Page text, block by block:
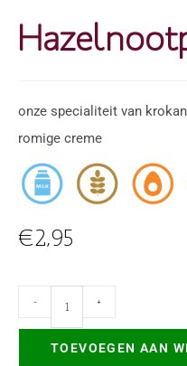
onze specialiteit van
romige creme
€2,95
- +
TOEVOEGEN AAN